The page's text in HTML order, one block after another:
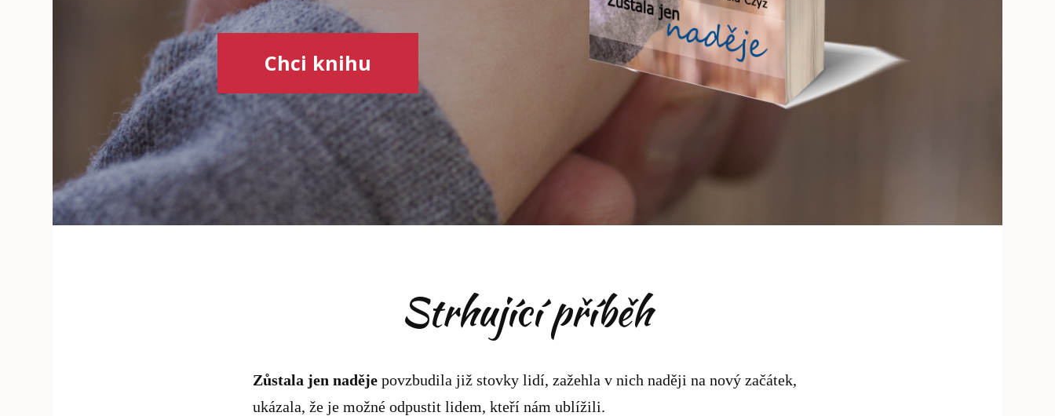
Chci knihu
Strhující příběh
Zůstala jen naděje povzbudila již stovky lidí, zažehla v nich naději na nový začátek,
ukázala, že je možné odpustit lidem, kteří nám ublížili.